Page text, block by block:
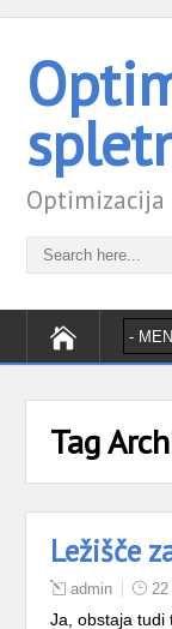
Tag
Ležišče
admin
Ja, obstaja tudi